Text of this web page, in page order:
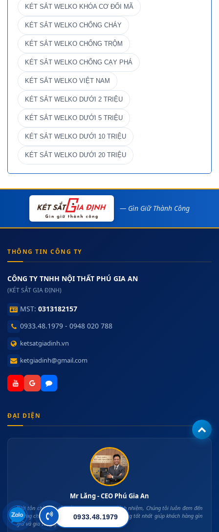
KÉT SẮT WELKO KHÓA CƠ ĐỔI MÃ
KÉT SẮT WELKO CHỐNG CHÁY
KÉT SẮT WELKO CHỐNG TRỘM
KÉT SẮT WELKO CHỐNG CẠY PHÁ
KÉT SẮT WELKO VIỆT NAM
KÉT SẮT WELKO DƯỚI 2 TRIỆU
KÉT SẮT WELKO DƯỚI 5 TRIỆU
KÉT SẮT WELKO DƯỚI 10 TRIỆU
KÉT SẮT WELKO DƯỚI 20 TRIỆU
— Gìn Giữ Thành Công
THÔNG TIN CÔNG TY
CÔNG TY TNHH NỘI THẤT PHÚ GIA AN
(KÉT SẮT GIA ĐỊNH)
MST: 0313182157
0933.48.1979 - 0948 020 788
ketsatgiadinh.vn
ketgiadinh@gmail.com
ĐẠI DIỆN
Mr Lăng - CEO Phú Gia An
"Với tôn chỉ làm việc bằng cái Tâm và có trách nhiệm, Chúng tôi luôn đem đến
những chiếc két sắt an toàn bảo mật chất lượng tốt nhất giúp khách hàng gìn
giữ và gia tăng giá trị tài sản"
0933.48.1979